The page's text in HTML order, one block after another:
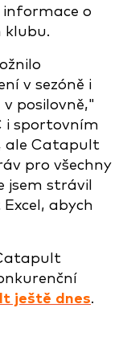
informace o
klubu.
v sezóně i
posilovně,"
i sportovním
ale Catapult
pro všechny
jsem strávil
abych
ještě dnes.